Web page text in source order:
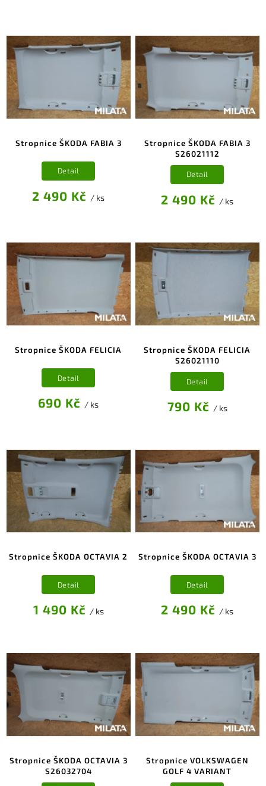
Stropnice ŠKODA FABIA 3
2 490 Kč / ks
Detail
Stropnice ŠKODA FABIA 3
S26021112
2 490 Kč / ks
Detail
Stropnice ŠKODA FELICIA
690 Kč / ks
Detail
Stropnice ŠKODA FELICIA
S26021110
790 Kč / ks
Detail
Stropnice ŠKODA OCTAVIA 2
1 490 Kč / ks
Detail
Stropnice ŠKODA OCTAVIA 3
2 490 Kč / ks
Detail
Stropnice ŠKODA OCTAVIA 3
S26032704
Stropnice VOLKSWAGEN
GOLF 4 VARIANT